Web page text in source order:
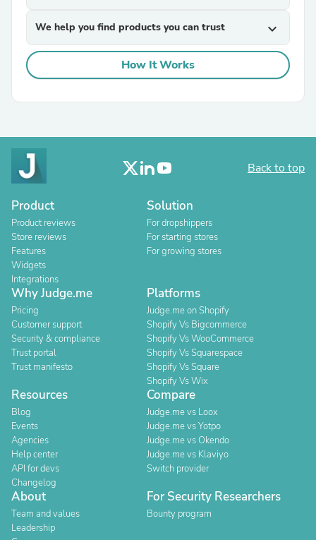
We help you find products you can trust expand_more
How It Works
Back to top
Product
Product reviews
Store reviews
Features
Widgets
Integrations
Solution
For dropshippers
For starting stores
For growing stores
Why Judge.me
Pricing
Customer support
Security & compliance
Trust portal
Trust manifesto
Platforms
Judge.me on Shopify
Shopify Vs Bigcommerce
Shopify Vs WooCommerce
Shopify Vs Squarespace
Shopify Vs Square
Shopify Vs Wix
Resources
Blog
Events
Agencies
Help center
API for devs
Changelog
Compare
Judge.me vs Loox
Judge.me vs Yotpo
Judge.me vs Okendo
Judge.me vs Klaviyo
Switch provider
About
Team and values
Leadership
For Security Researchers
Bounty program